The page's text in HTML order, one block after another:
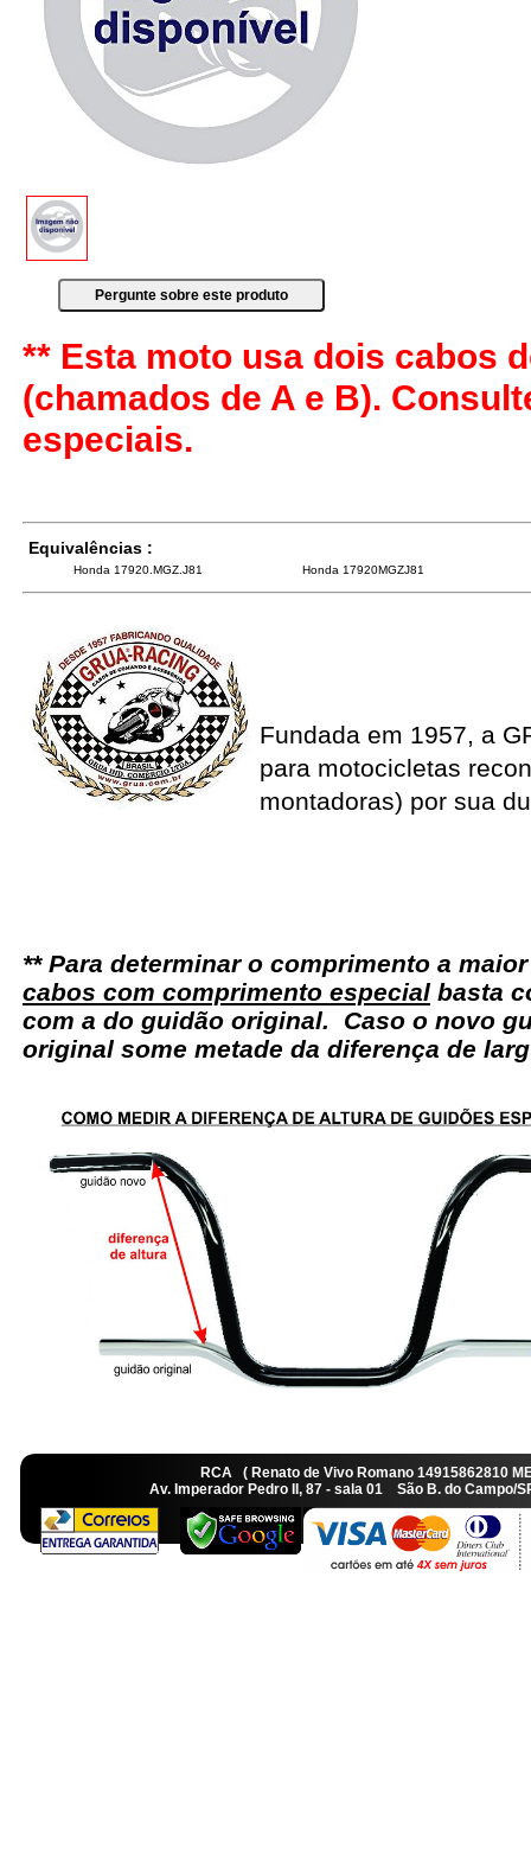
** Esta moto usa dois cabos
(chamados de A e B).
especiais.
Equivalências :
Honda 17920.MGZ.J81 Honda 17920MGZJ81
Fundada em 1957, a
para motocicletas
montadoras) por sua
** Para determinar o comprimento a
cabos com comprimento especial basta
com a do guidão original. Caso o novo
original some metade da diferença de
RCA ( Renato de Vivo Romano
Av. Imperador Pedro II, 87 - sala 01 São B. do